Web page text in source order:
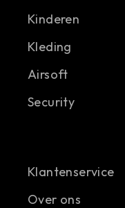
Kinderen
Kleding
Airsoft
Security
Klantenservice
Over ons